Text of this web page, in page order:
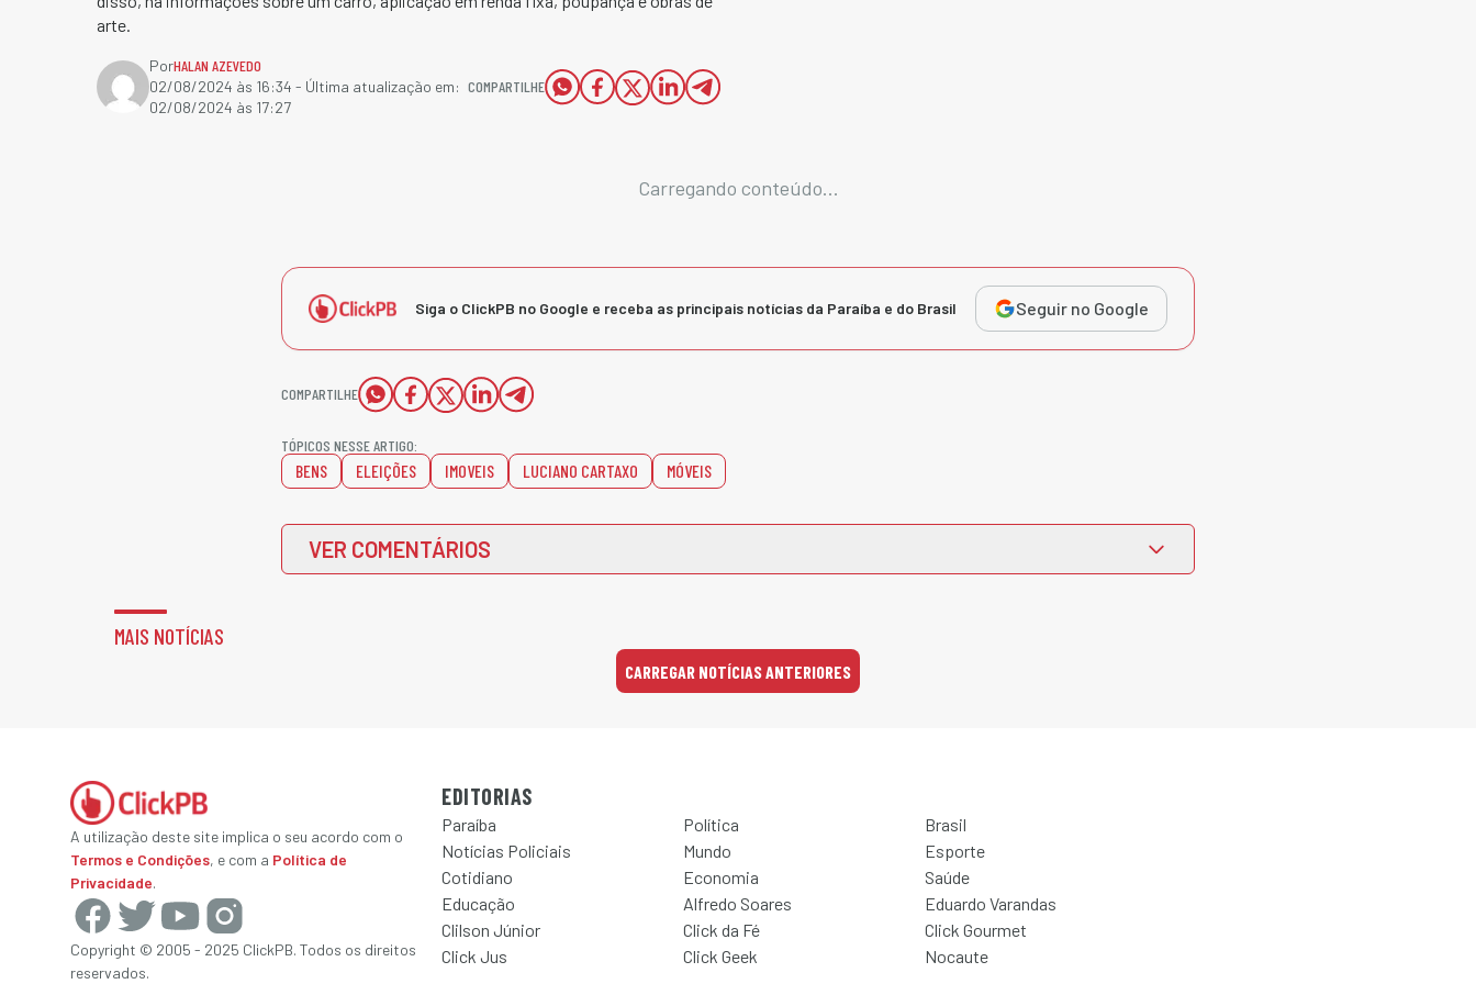
arte.
PorHALAN AZEVEDO
02/08/2024 às 16:34 - Última atualização em:
02/08/2024 às 17:27
COMPARTILHE
Carregando conteúdo...
Siga o ClickPB no Google e receba as principais notícias da Paraíba e do Brasil Seguir no Google
COMPARTILHE
TÓPICOS NESSE ARTIGO:
BENS ELEIÇÕES IMOVEIS LUCIANO CARTAXO MÓVEIS
VER COMENTÁRIOS
MAIS NOTÍCIAS
CARREGAR NOTÍCIAS ANTERIORES
A utilização deste site implica o seu acordo com o
Termos e Condições, e com a Política de
Privacidade.
Copyright © 2005 - 2025 ClickPB. Todos os direitos
reservados.
EDITORIAS
Paraíba Política
Brasil
Notícias Policiais
Mundo
Esporte
Cotidiano
Economia
Saúde
Educação
Alfredo Soares
Eduardo Varandas
Clilson Júnior
Click da Fé
Click Gourmet
Click Jus
Click Geek Nocaute